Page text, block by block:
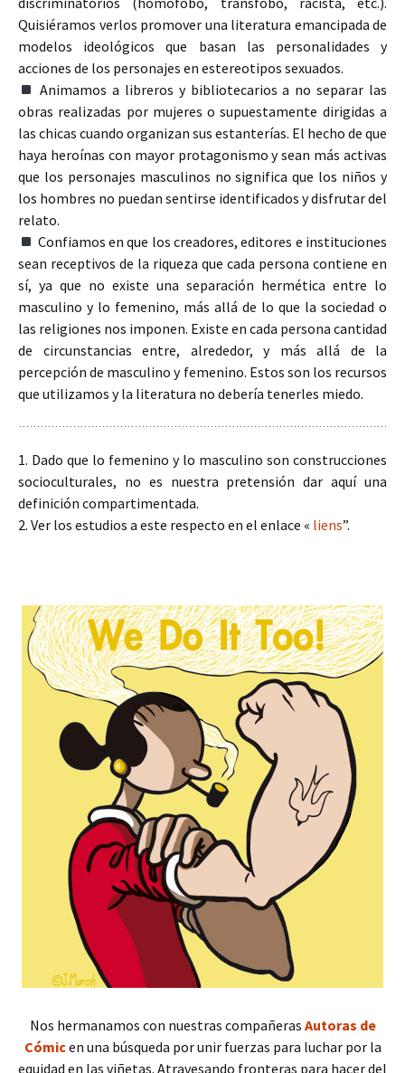
Quisiéramos verlos promover una literatura emancipada de
modelos ideológicos que basan las personalidades y
acciones de los personajes en estereotipos sexuados.
Animamos a libreros y bibliotecarios a no separar las
obras realizadas por mujeres o supuestamente dirigidas a
las chicas cuando organizan sus estanterías. El hecho de que
haya heroínas con mayor protagonismo y sean más activas
que los personajes masculinos no significa que los niños y
los hombres no puedan sentirse identificados y disfrutar del
relato.
Confiamos en que los creadores, editores e instituciones
sean receptivos de la riqueza que cada persona contiene en
sí, ya que no existe una separación hermética entre lo
masculino y lo femenino, más allá de lo que la sociedad o
las religiones nos imponen. Existe en cada persona cantidad
de circunstancias entre, alrededor, y más allá de la
percepción de masculino y femenino. Estos son los recursos
que utilizamos y la literatura no debería tenerles miedo.
1. Dado que lo femenino y lo masculino son construcciones
socioculturales, no es nuestra pretensión dar aquí una
definición compartimentada.
2. Ver los estudios a este respecto en el enlace « liens”.
Nos hermanamos con nuestras compañeras Autoras de
Cómicen una búsqueda por unir fuerzas para luchar por la
equidad en las viñetas. Atravesando fronteras para hacer del